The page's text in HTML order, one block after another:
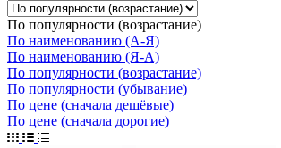
По популярности (возрастание)
По наименованию (А-Я)
По наименованию (Я-А)
По популярности (возрастание)
По популярности (убывание)
По цене (сначала дешёвые)
По цене (сначала дорогие)